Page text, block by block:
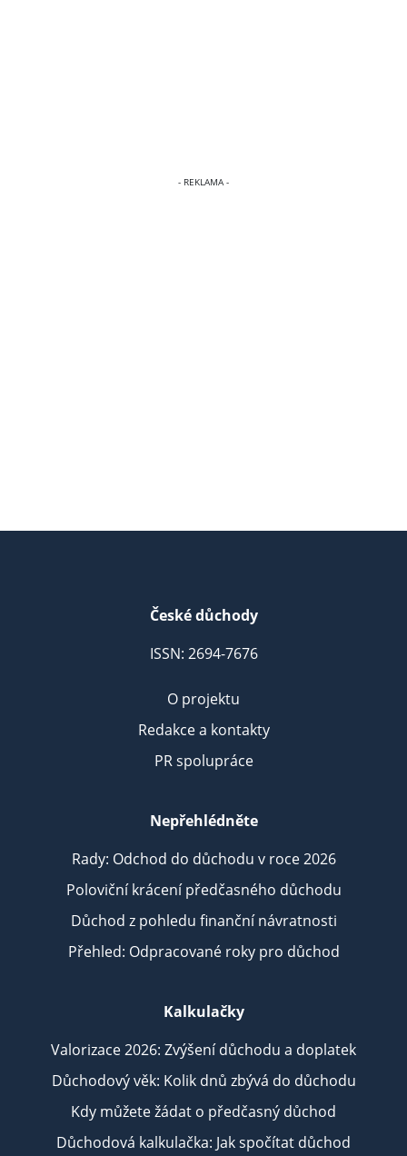
České důchody
ISSN: 2694-7676
O projektu
Redakce a kontakty
PR spolupráce
Nepřehlédněte
Rady: Odchod do důchodu v roce 2026
Poloviční krácení předčasného důchodu
Důchod z pohledu finanční návratnosti
Přehled: Odpracované roky pro důchod
Kalkulačky
Valorizace 2026: Zvýšení důchodu a doplatek
Důchodový věk: Kolik dnů zbývá do důchodu
Kdy můžete žádat o předčasný důchod
Důchodová kalkulačka: Jak spočítat důchod